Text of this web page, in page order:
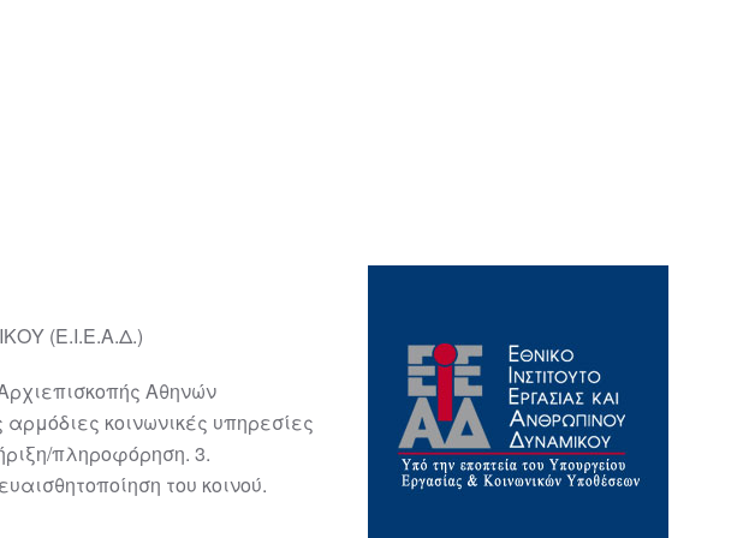
(Ε.Ι.Ε.Α.Δ.)
Αθηνών
κοινωνικές υπηρεσίες
πληροφόρηση. 3.
του κοινού.